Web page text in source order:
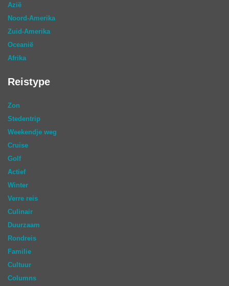
Azië
Noord-Amerika
Zuid-Amerika
Oceanië
Afrika
Reistype
Zon
Stedentrip
Weekendje weg
Cruise
Golf
Actief
Winter
Verre reis
Culinair
Duurzaam
Rondreis
Familie
Cultuur
Columns